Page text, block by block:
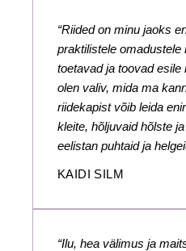
“Riided on minu jaoks
praktilistele omadustele
toetavad ja toovad
olen valiv, mida ma
riidekapist võib leida
kleite, hõljuvaid hõlste
eelistan puhtaid ja
KAIDI SILM
“Ilu, hea välimus ja